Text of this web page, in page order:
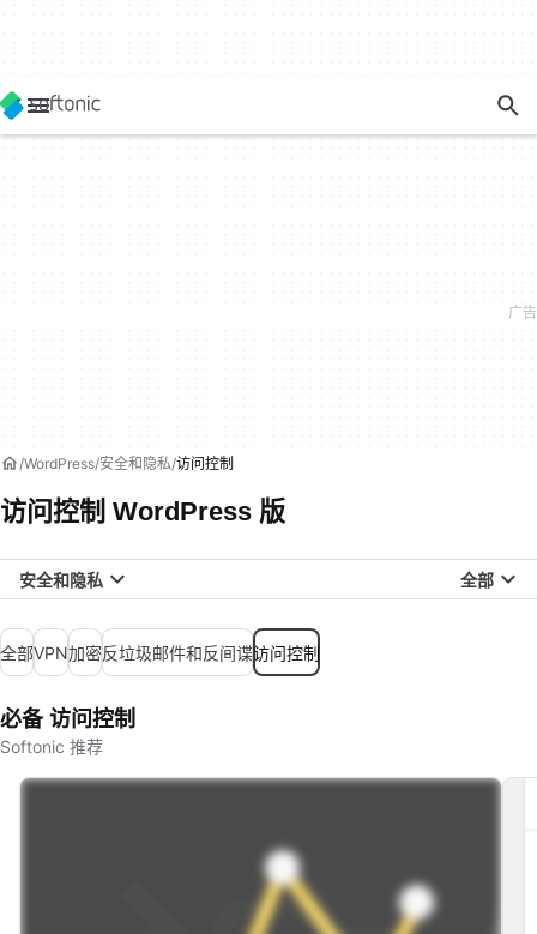
WordPress 安全和隐私 访问控制
访问控制 WordPress 版
安全和隐私 全部
全部VPN加密反垃圾邮件和反间谍访问控制
必备 访问控制
Softonic 推荐